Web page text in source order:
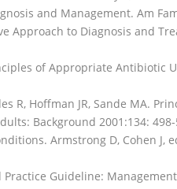
and Management. Am
Approach to Diagnosis and
of Appropriate Antibiotic
R, Hoffman JR, Sande MA.
Background 2001:134: 498-
Armstrong D, Cohen J,
Guideline: